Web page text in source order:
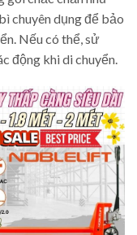
chuyên dụng để bảo
Nếu có thể, sử
động khi di chuyển.